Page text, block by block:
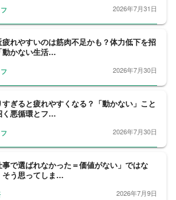
、これからもていねいに、一冊一冊を、と
2026年7月31日
疲れやすいのは筋肉不足かも？体力低下を招
動かない生活…
2026年7月30日
すぎると疲れやすくなる？「動かない」こと
く悪循環とフ…
2026年7月30日
事で選ばれなかった＝価値がない」ではな
そう思ってしま…
2026年7月9日